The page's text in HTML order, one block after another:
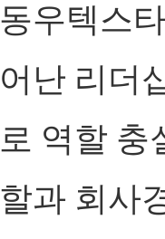
동우텍스
어난 리더
로 역할 충
할과 회사